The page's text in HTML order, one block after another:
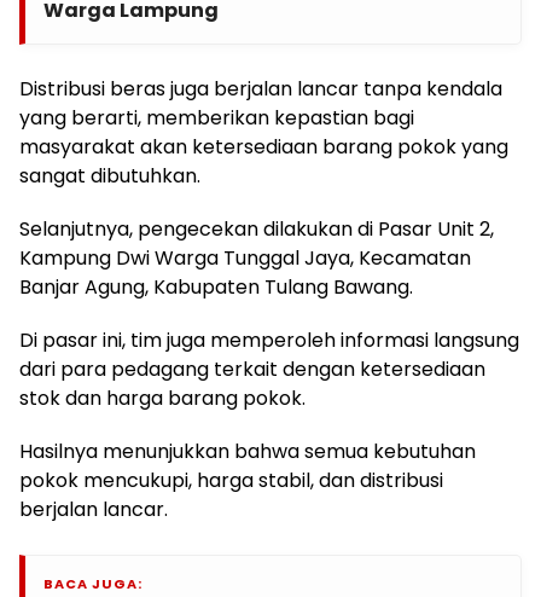
Warga Lampung
Distribusi beras juga berjalan lancar tanpa kendala
yang berarti, memberikan kepastian bagi
masyarakat akan ketersediaan barang pokok yang
sangat dibutuhkan.
Selanjutnya, pengecekan dilakukan di Pasar Unit 2,
Kampung Dwi Warga Tunggal Jaya, Kecamatan
Banjar Agung, Kabupaten Tulang Bawang.
Di pasar ini, tim juga memperoleh informasi langsung
dari para pedagang terkait dengan ketersediaan
stok dan harga barang pokok.
Hasilnya menunjukkan bahwa semua kebutuhan
pokok mencukupi, harga stabil, dan distribusi
berjalan lancar.
BACA JUGA: